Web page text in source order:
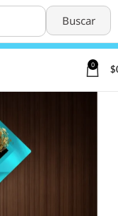
Buscar
0
$